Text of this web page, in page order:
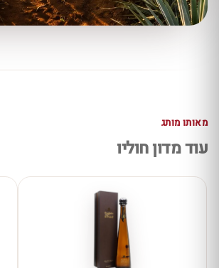
מאותו מותג
עוד מדון חוליו